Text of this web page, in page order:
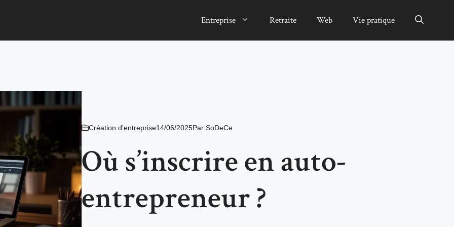
Entreprise Retraite Web Vie pratique
Création d'entreprise14/06/2025Par SoDeCe
Où s’inscrire en auto-
entrepreneur ?